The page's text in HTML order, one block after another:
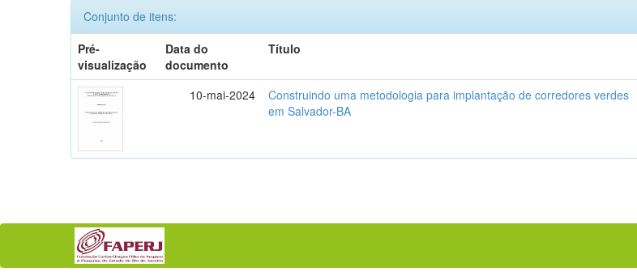
Conjunto de itens:
Pré-
visualização
Data do
documento
Título
10-mai-2024
Construindo uma metodologia para implantação de corredores verdes
em Salvador-BA